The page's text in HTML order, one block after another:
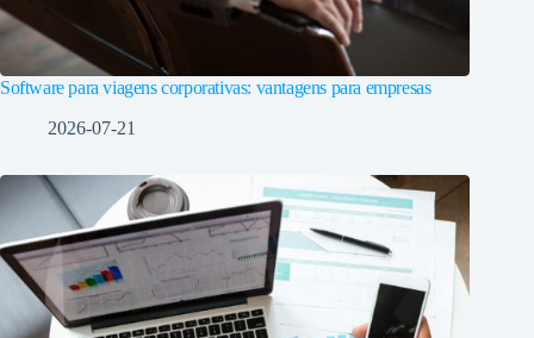
Software para viagens corporativas: vantagens para empresas
2026-07-21